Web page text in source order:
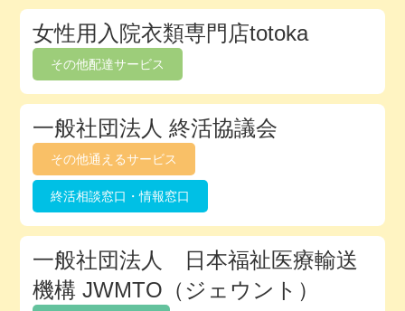
女性用入院衣類専門店totoka
その他配達サービス
一般社団法人 終活協議会
その他通えるサービス
終活相談窓口・情報窓口
一般社団法人 日本福祉医療輸送
機構 JWMTO（ジェウント）